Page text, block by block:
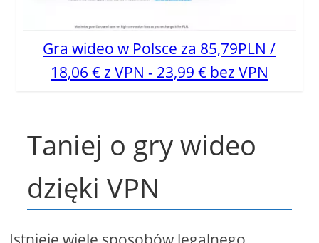
Gra wideo w Polsce za 85,79PLN /
18,06 € z VPN - 23,99 € bez VPN
Taniej o gry wideo
dzięki VPN